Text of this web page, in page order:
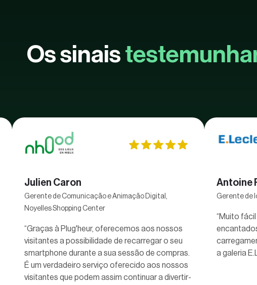
Os sinais
Julien Caron
Gerente de Comunicação e Animação Digital,
Noyelles Shopping Center
“Graças à Plug'heur, oferecemos aos nossos
visitantes a possibilidade de recarregar o seu
smartphone durante a sua sessão de compras.
É um verdadeiro serviço oferecido aos nossos
visitantes que podem assim continuar a divertir-
Antoine
Gerente de
“Muito
a galeria